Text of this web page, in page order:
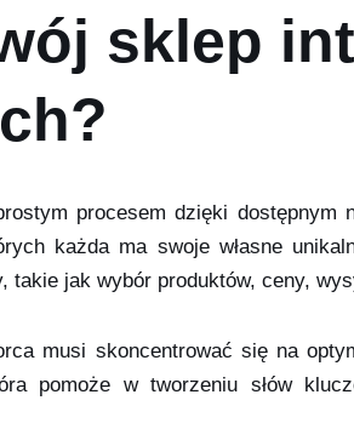
sklep
procesem dzięki
każda ma swoje własne
jak wybór produktów, ceny,
musi skoncentrować się na
pomoże w tworzeniu słów